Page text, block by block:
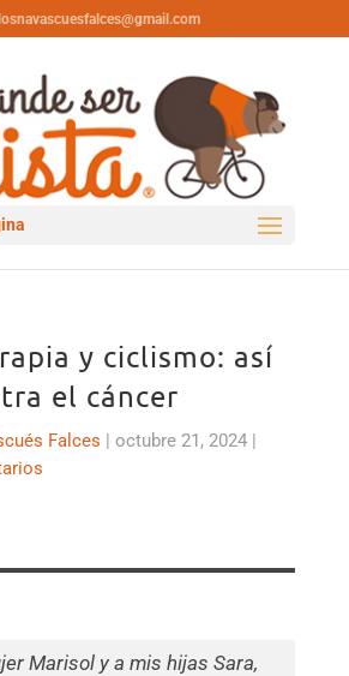
y ciclismo: así
el cáncer
Falces | octubre 21, 2024 |
Marisol y a mis hijas Sara,